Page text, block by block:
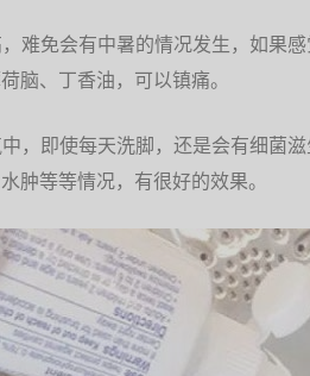
难免会有中暑的情况发生，如果
脑、丁香油，可以镇痛。
，即使每天洗脚，还是会有细菌
肿等等情况，有很好的效果。